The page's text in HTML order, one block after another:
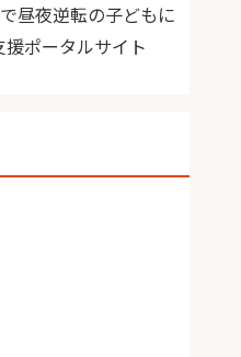
昼夜逆転の子どもに
ポータルサイト